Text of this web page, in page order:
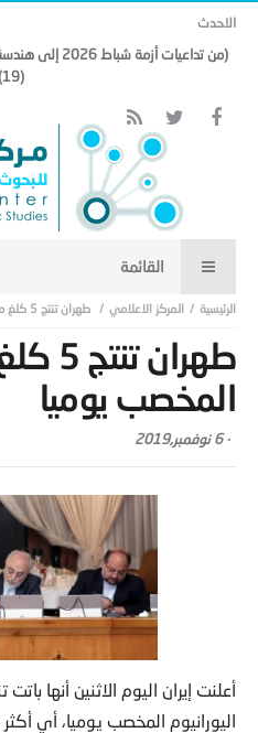
الاحدث
(من تداعيات
(19)
المركز الاعلامي طهران تنتج 5 كلغ من اليورانيوم المخصب يوميا
المخصب يوميا
-6 نوفمبر,2019
أعلنت إيران اليوم الاثنين أنها
اليورانيوم المخصب يوميا، أي